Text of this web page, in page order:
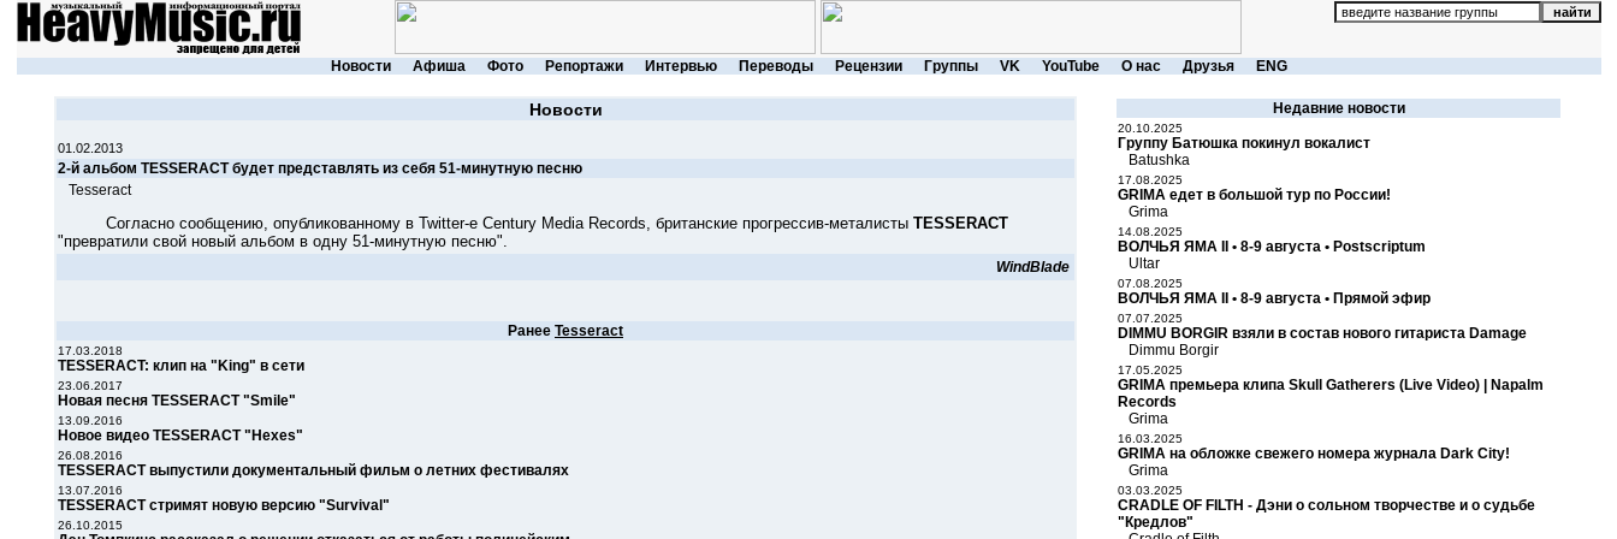
Новости Афиша Фото Репортажи Интервью Переводы Рецензии Группы VK YouTube О нас Друзья ENG
Новости
01.02.2013
2-й альбом TESSERACT будет представлять из себя 51-минутную песню
Tesseract
Согласно сообщению, опубликованному в Twitter-е Century Media Records, британские прогрессив-металисты TESSERACT
"превратили свой новый альбом в одну 51-минутную песню".
WindBlade
Ранее Tesseract
17.03.2018
TESSERACT: клип на "King" в сети
23.06.2017
Новая песня TESSERACT "Smile"
13.09.2016
Новое видео TESSERACT "Hexes"
26.08.2016
TESSERACT выпустили документальный фильм о летних фестивалях
13.07.2016
TESSERACT стримят новую версию "Survival"
26.10.2015
Недавние новости
20.10.2025
Группу Батюшка покинул вокалист
Batushka
17.08.2025
GRIMA едет в большой тур по России!
Grima
14.08.2025
ВОЛЧЬЯ ЯМА II • 8-9 августа • Postscriptum
Ultar
07.08.2025
ВОЛЧЬЯ ЯМА II • 8-9 августа • Прямой эфир
07.07.2025
DIMMU BORGIR взяли в состав нового гитариста Damage
Dimmu Borgir
17.05.2025
GRIMA премьера клипа Skull Gatherers (Live Video) | Napalm
Records
Grima
16.03.2025
GRIMA на обложке свежего номера журнала Dark City!
Grima
03.03.2025
CRADLE OF FILTH - Дэни о сольном творчестве и о судьбе
"Кредлов"